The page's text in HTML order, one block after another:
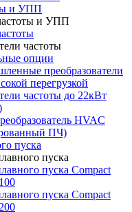
и УПП
и УПП
частоты
опции
преобразователи
перегрузкой
частоты до 22кВт
HVAC
ПЧ)
пуска
пуска
пуска Compact
пуска Compact